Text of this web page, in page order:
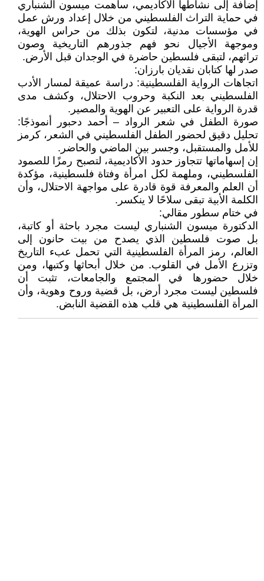
إضافة إلى نشاطها الأكاديمي، ساهمت ميسون الشنباري
في حماية التراث الفلسطيني من خلال إعداد ورش عمل
في مؤسسات مدنية، لتكون بذلك من حراس الهوية،
وموجهة الأجيال نحو فهم جذورهم التاريخية وصون
تراثهم، لتبقى فلسطين حاضرة في الوجدان قبل الأرض.
صدر لها كتابان نقديان بارزان:
اتجاهات الرواية الفلسطينية: دراسة عميقة لمسار الأدب
الفلسطيني بعد النكبة وحروب الاحتلال، وكشف مدى
قدرة الرواية على التعبير عن الهوية والمصير.
صورة الطفل في شعر الرواد – أحمد دحبور أنموذجًا:
تحليل دقيق لحضور الطفل الفلسطيني في الشعر، كرمز
للأمل والمستقبل، وجسر بين الماضي والحاضر.
إن إسهاماتها تتجاوز حدود الأكاديمية، لتصبح رمزًا للصمود
الفلسطيني، وملهمة لكل امرأة وفتاة فلسطينية، مؤكدة
أن العلم والمعرفة قوة قادرة على مواجهة الاحتلال، وأن
الكلمة الأبية تبقى سلاحًا لا ينكسر.
في ختام سطور مقالي:
الدكتورة ميسون الشنباري ليست مجرد باحثة أو كاتبة،
بل صوت فلسطين الذي يصدح من بيت حانون إلى
العالم، رمز المرأة الفلسطينية التي تحمل عبء التاريخ
وتزرع الأمل في القلوب. من خلال أبحاثها وكتبها، ومن
خلال حضورها في المجتمع والجامعات، تثبت أن
فلسطين ليست مجرد أرض، بل قضية وروح وهوية، وأن
المرأة الفلسطينية هي قلب هذه القضية النابض.